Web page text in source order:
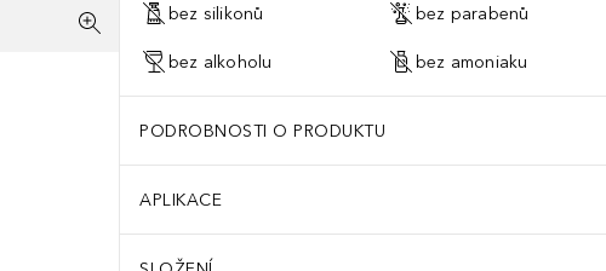
bez silikonů bez parabenů
bez alkoholu bez amoniaku
PODROBNOSTI O PRODUKTU
APLIKACE